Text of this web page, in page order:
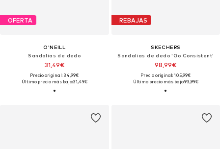
OFERTA
O'NEILL
Sandalias de dedo
31,49€
Precio original: 34,99€
Último precio más bajo:31,49€
REBAJAS
SKECHERS
Sandalias de dedo 'Go Consistent'
98,99€
Precio original: 105,99€
Último precio más bajo:93,99€